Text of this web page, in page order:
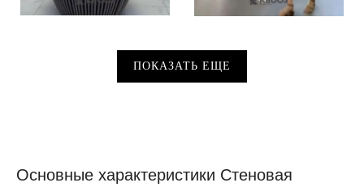
ПОКАЗАТЬ ЕЩЕ
Основные характеристики Стеновая